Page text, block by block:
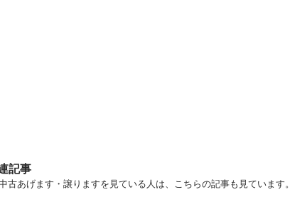
記事
あげます・譲りますを見ている人は、こちらの記事も見ています。